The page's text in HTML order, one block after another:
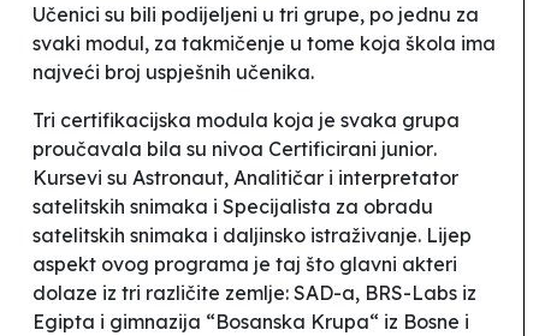
Učenici su bili podijeljeni u tri grupe, po jednu za
svaki modul, za takmičenje u tome koja škola ima
najveći broj uspješnih učenika.
Tri certifikacijska modula koja je svaka grupa
proučavala bila su nivoa Certificirani junior.
Kursevi su Astronaut, Analitičar i interpretator
satelitskih snimaka i Specijalista za obradu
satelitskih snimaka i daljinsko istraživanje. Lijep
aspekt ovog programa je taj što glavni akteri
dolaze iz tri različite zemlje: SAD-a, BRS-Labs iz
Egipta i gimnazija “Bosanska Krupa“ iz Bosne i